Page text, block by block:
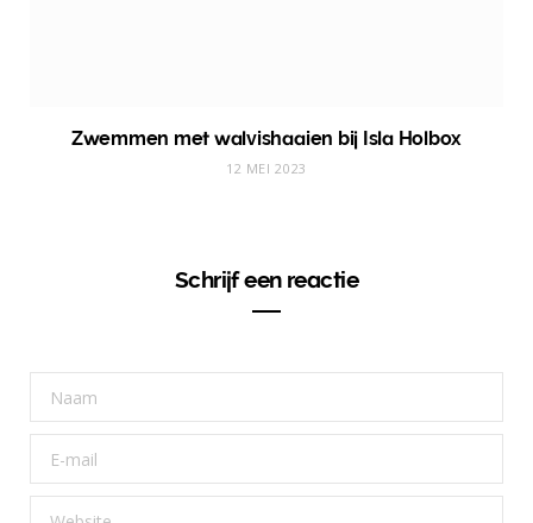
Zwemmen met walvishaaien bij Isla Holbox
12 MEI 2023
Schrijf een reactie